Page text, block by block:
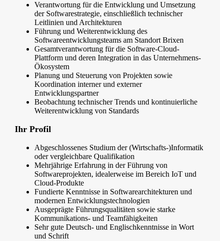
Verantwortung für die Entwicklung und Umsetzung
der Softwarestrategie, einschließlich technischer
Leitlinien und Architekturen
Führung und Weiterentwicklung des
Softwareentwicklungsteams am Standort Brixen
Gesamtverantwortung für die Software-Cloud-
Plattform und deren Integration in das Unternehmens-
Ökosystem
Planung und Steuerung von Projekten sowie
Koordination interner und externer
Entwicklungspartner
Beobachtung technischer Trends und kontinuierliche
Weiterentwicklung von Standards
Ihr Profil
Abgeschlossenes Studium der (Wirtschafts-)Informatik
oder vergleichbare Qualifikation
Mehrjährige Erfahrung in der Führung von
Softwareprojekten, idealerweise im Bereich IoT und
Cloud-Produkte
Fundierte Kenntnisse in Softwarearchitekturen und
modernen Entwicklungstechnologien
Ausgeprägte Führungsqualitäten sowie starke
Kommunikations- und Teamfähigkeiten
Sehr gute Deutsch- und Englischkenntnisse in Wort
und Schrift